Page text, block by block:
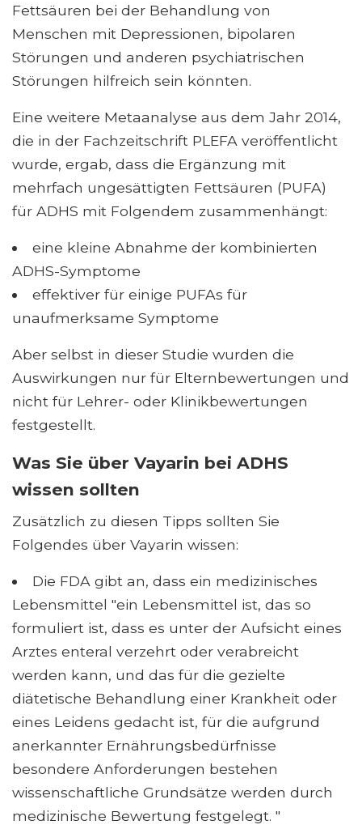
Fettsäuren bei der Behandlung von
Menschen mit Depressionen, bipolaren
Störungen und anderen psychiatrischen
Störungen hilfreich sein könnten.
Eine weitere Metaanalyse aus dem Jahr 2014,
die in der Fachzeitschrift PLEFA veröffentlicht
wurde, ergab, dass die Ergänzung mit
mehrfach ungesättigten Fettsäuren (PUFA)
für ADHS mit Folgendem zusammenhängt:
eine kleine Abnahme der kombinierten
ADHS-Symptome
effektiver für einige PUFAs für
unaufmerksame Symptome
Aber selbst in dieser Studie wurden die
Auswirkungen nur für Elternbewertungen und
nicht für Lehrer- oder Klinikbewertungen
festgestellt.
Was Sie über Vayarin bei ADHS
wissen sollten
Zusätzlich zu diesen Tipps sollten Sie
Folgendes über Vayarin wissen:
Die FDA gibt an, dass ein medizinisches
Lebensmittel "ein Lebensmittel ist, das so
formuliert ist, dass es unter der Aufsicht eines
Arztes enteral verzehrt oder verabreicht
werden kann, und das für die gezielte
diätetische Behandlung einer Krankheit oder
eines Leidens gedacht ist, für die aufgrund
anerkannter Ernährungsbedürfnisse
besondere Anforderungen bestehen
wissenschaftliche Grundsätze werden durch
medizinische Bewertung festgelegt. "